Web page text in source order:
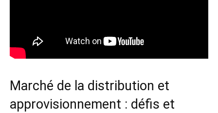
Marché de la distribution et
approvisionnement : défis et